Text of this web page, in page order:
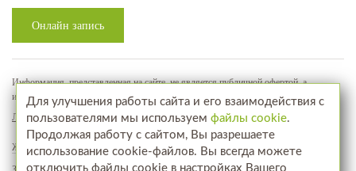
Онлайн запись
Информация, представленная на сайте, не является публичной офертой, а
используется в качестве рекламно-информационных материалов
Лицензия № ЛО-77-01-018071
Жалобы и предложения
Для улучшения работы сайта и его взаимодействия с
пользователями мы используем файлы cookie.
Продолжая работу с сайтом, Вы разрешаете
использование cookie-файлов. Вы всегда можете
отключить файлы cookie в настройках Вашего